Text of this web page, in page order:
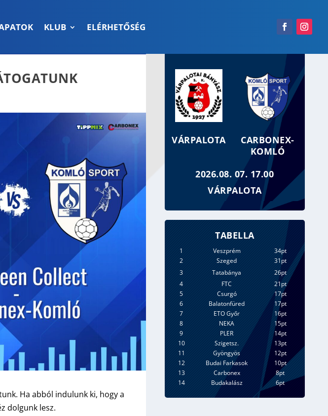
KLUB ELÉRHETŐSÉG
Ha abból indulunk ki, hogy a
dolgunk lesz.
VÁRPALOTA
CARBONEX-
KOMLÓ
2026.08. 07. 17.00
VÁRPALOTA
TABELLA
1 Veszprém
34pt
2
Szeged
31pt
3
Tatabánya
26pt
4
FTC
21pt
5
Csurgó
17pt
6
Balatonfüred
17pt
7
ETO Győr
16pt
8
NEKA
15pt
9
PLER
14pt
10
Szigetsz.
13pt
11
Gyöngyös
12pt
12
Budai Farkasok
10pt
13
Carbonex
8pt
14
Budakalász 6pt